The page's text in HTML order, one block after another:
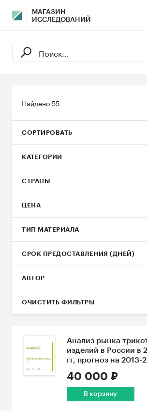
МАГАЗИН
ИССЛЕДОВАНИЙ
Найдено55
СОРТИРОВАТЬ
КАТЕГОРИИ
СТРАНЫ
ЦЕНА
ТИП МАТЕРИАЛА
СРОК ПРЕДОСТАВЛЕНИЯ (ДНЕЙ)
АВТОР
ОЧИСТИТЬ ФИЛЬТРЫ
Анализ рынка
изделий в России в
гг, прогноз на 2013-
40 000 ₽
В корзину